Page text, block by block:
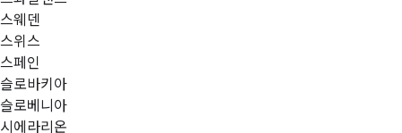
스웨덴
스위스
스페인
슬로바키아
슬로베니아
시에라리온